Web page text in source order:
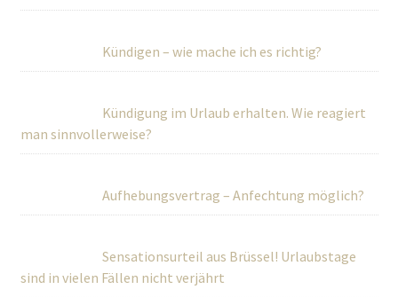
Kündigen – wie mache ich es richtig?
Kündigung im Urlaub erhalten. Wie reagiert
man sinnvollerweise?
Aufhebungsvertrag – Anfechtung möglich?
Sensationsurteil aus Brüssel! Urlaubstage
sind in vielen Fällen nicht verjährt